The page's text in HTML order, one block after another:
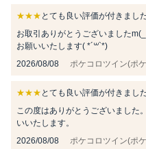
★★★ とても良い評価が付きました
お取引ありがとうございました
お願いいたします( *´꒳`*)
2026/08/08
ポケコロツイン(ポ
★★★ とても良い評価が付きました
この度はありがとうございました
いいたします。
2026/08/08
ポケコロツイン(ポ